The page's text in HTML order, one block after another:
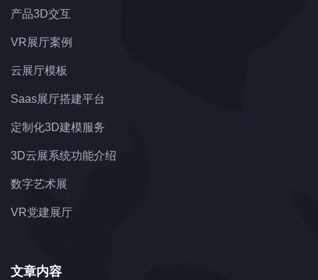
产品3D交互
VR展厅案例
云展厅模板
Saas展厅搭建平台
定制化3D建模服务
3D云展系统功能介绍
数字艺术展
VR党建展厅
文章内容